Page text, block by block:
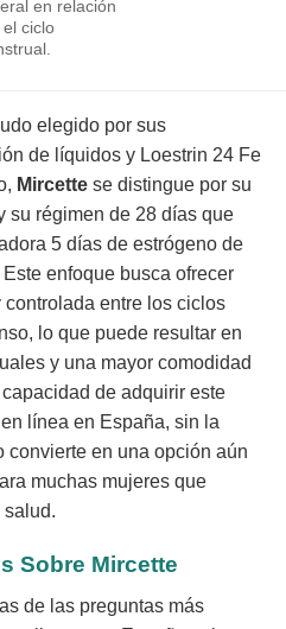
en relación
ciclo
elegido por sus
de líquidos y Loestrin 24 Fe
Mircette se distingue por su
su régimen de 28 días que
5 días de estrógeno de
enfoque busca ofrecer
entre los ciclos
lo que puede resultar en
y una mayor comodidad
de adquirir este
línea en España, sin la
convierte en una opción aún
muchas mujeres que
salud.
Sobre Mircette
de las preguntas más